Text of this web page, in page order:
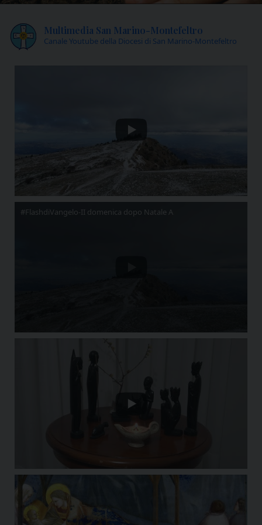
Multimedia San Marino-Montefeltro
Canale Youtube della Diocesi di San Marino-Montefeltro
#FlashdiVangelo-II domenica dopo Natale A